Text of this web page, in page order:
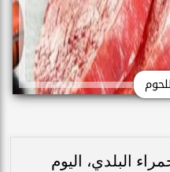
البلدي، اليوم